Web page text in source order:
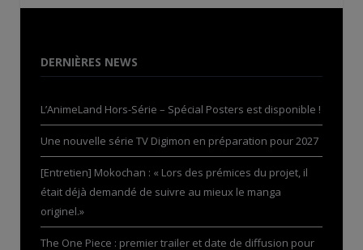
DERNIÈRES NEWS
L’AnimeLand Hors-Série – Spécial Posters est disponible !
Une nouvelle série TV Digimon en préparation pour 2027
[Entretien] Mokochan : « Lors des prémices du projet, il
était déjà demandé de suivre au mieux le manga
originel.»
The One Piece : premier trailer et date de diffusion pour